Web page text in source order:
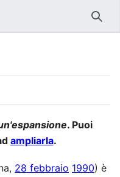
. Puoi
ampliarla.
28 febbraio 1990) è